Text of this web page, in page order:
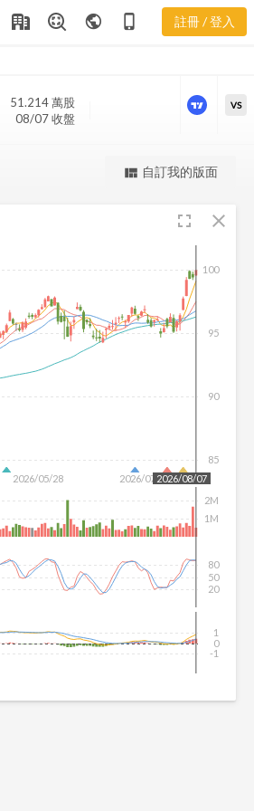
public phone_iphone 註冊 / 登入
51.214 萬股
08/07 收盤
更強大的進階價量圖表
VS
view_quilt 自訂我的版面
fullscreen close
2026/05/28 2026/07/16
85
90
95
100
2026/08/07
1M
2M
20
50
80
-1
0
1